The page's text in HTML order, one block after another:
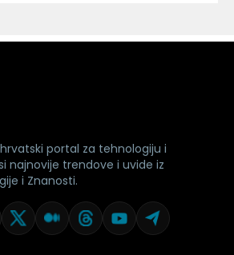
portal za tehnologiju i
najnovije trendove i uvide iz
i Znanosti.